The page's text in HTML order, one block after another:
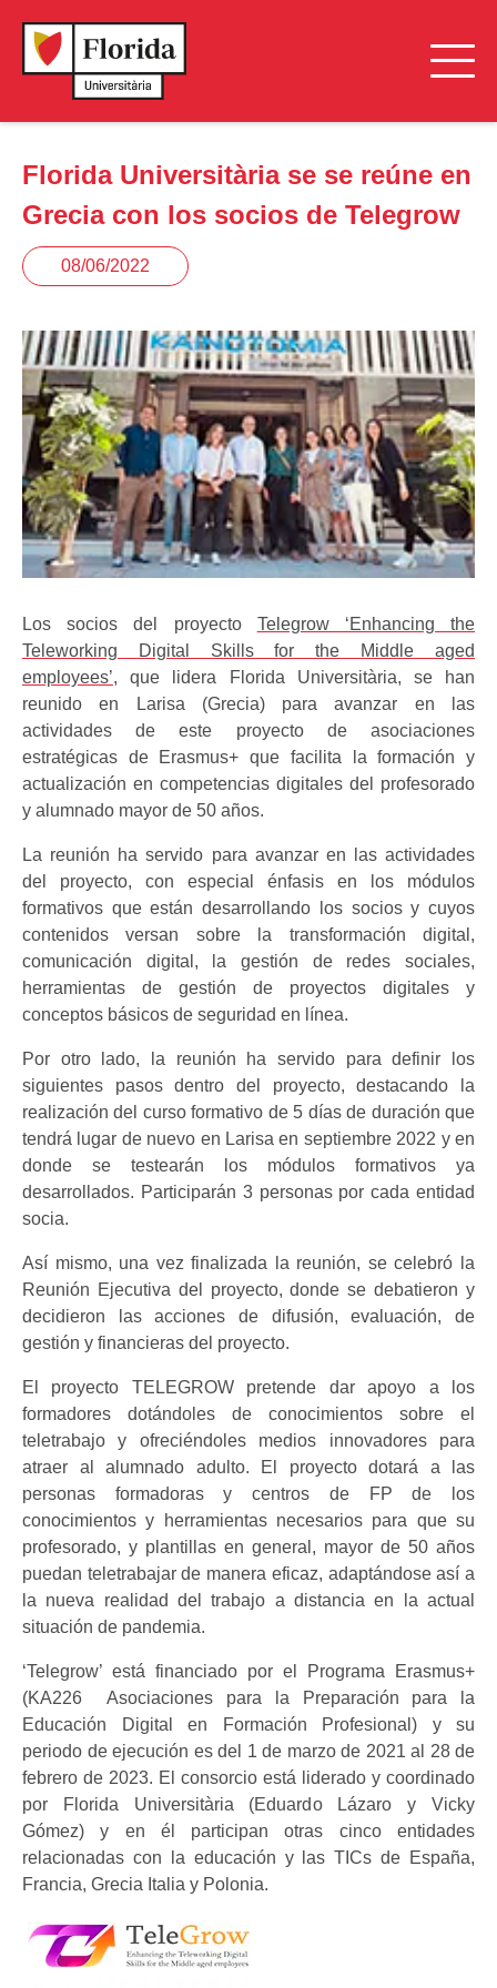
Florida Universitària se se reúne en
Grecia con los socios de Telegrow
08/06/2022
Los socios del proyecto Telegrow ‘Enhancing the
Teleworking Digital Skills for the Middle aged
employees’, que lidera Florida Universitària, se han
reunido en Larisa (Grecia) para avanzar en las
actividades de este proyecto de asociaciones
estratégicas de Erasmus+ que facilita la formación y
actualización en competencias digitales del profesorado
y alumnado mayor de 50 años.
La reunión ha servido para avanzar en las actividades
del proyecto, con especial énfasis en los módulos
formativos que están desarrollando los socios y cuyos
contenidos versan sobre la transformación digital,
comunicación digital, la gestión de redes sociales,
herramientas de gestión de proyectos digitales y
conceptos básicos de seguridad en línea.
Por otro lado, la reunión ha servido para definir los
siguientes pasos dentro del proyecto, destacando la
realización del curso formativo de 5 días de duración que
tendrá lugar de nuevo en Larisa en septiembre 2022 y en
donde se testearán los módulos formativos ya
desarrollados. Participarán 3 personas por cada entidad
socia.
Así mismo, una vez finalizada la reunión, se celebró la
Reunión Ejecutiva del proyecto, donde se debatieron y
decidieron las acciones de difusión, evaluación, de
gestión y financieras del proyecto.
El proyecto TELEGROW pretende dar apoyo a los
formadores dotándoles de conocimientos sobre el
teletrabajo y ofreciéndoles medios innovadores para
atraer al alumnado adulto. El proyecto dotará a las
personas formadoras y centros de FP de los
conocimientos y herramientas necesarios para que su
profesorado, y plantillas en general, mayor de 50 años
puedan teletrabajar de manera eficaz, adaptándose así a
la nueva realidad del trabajo a distancia en la actual
situación de pandemia.
‘Telegrow’ está financiado por el Programa Erasmus+
(KA226  Asociaciones para la Preparación para la
Educación Digital en Formación Profesional) y su
periodo de ejecución es del 1 de marzo de 2021 al 28 de
febrero de 2023. El consorcio está liderado y coordinado
por Florida Universitària (Eduardo Lázaro y Vicky
Gómez) y en él participan otras cinco entidades
relacionadas con la educación y las TICs de España,
Francia, Grecia Italia y Polonia.